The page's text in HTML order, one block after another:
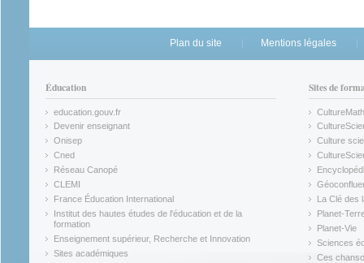
Plan du site Mentions légales
Éducation
education.gouv.fr
(link is external)
Devenir enseignant
(link is external)
Onisep
(link is external)
Cned
(link is external)
Réseau Canopé
(link is external)
CLEMI
(link is external)
France Éducation International
(link is external)
Institut des hautes études de l'éducation et de la
formation
(link is external)
Enseignement supérieur, Recherche et Innovation
(link is external)
Sites académiques
Sites de
CultureMath
(link is
(link is
Culture
(link is
(link is
(link is
La Clé des
(link is
Planet-
(link is
Planet-Vie
(link is
Sciences
(link is
Ces